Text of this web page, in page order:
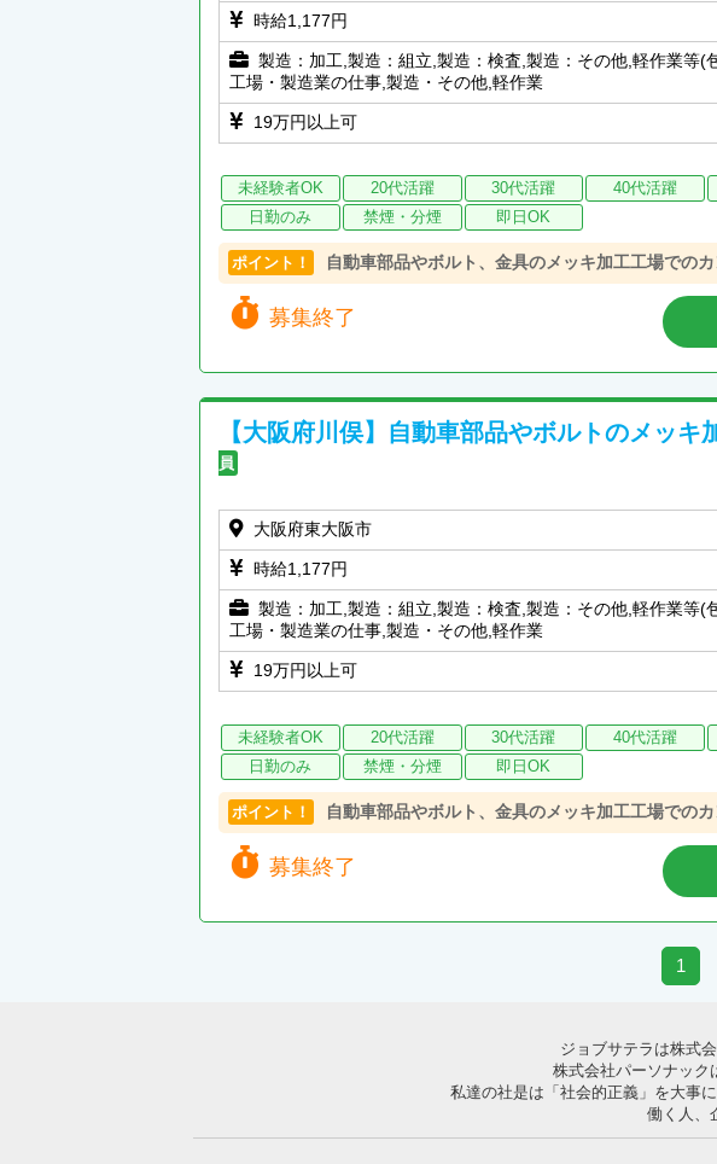
時給1,177円
製造：加工,製造：組立,製造：検査,製造：その他,軽作業等(
工場・製造業の仕事,製造・その他,軽作業
19万円以上可
未経験者OK 20代活躍 30代活躍 40代活躍
日勤のみ
禁煙・分煙 即日OK
ポイント！ 自動車部品やボルト、金具のメッキ加工工場での
募集終了
【大阪府川俣】自動車部品やボルトのメッ
員
大阪府東大阪市
時給1,177円
製造：加工,製造：組立,製造：検査,製造：その他,軽作業等(
工場・製造業の仕事,製造・その他,軽作業
19万円以上可
未経験者OK 20代活躍 30代活躍 40代活躍
日勤のみ
禁煙・分煙 即日OK
ポイント！ 自動車部品やボルト、金具のメッキ加工工場での
募集終了
1
ジョブサテラは株式
株式会社パーソナック
私達の社是は「社会的正義」を大事
働く人、